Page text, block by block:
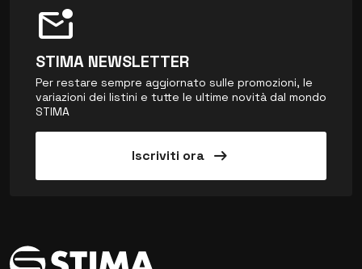
mark_email_unread
STIMA NEWSLETTER
Per restare sempre aggiornato sulle promozioni, le
variazioni dei listini e tutte le ultime novità dal mondo
STIMA
Iscriviti ora arrow_right_alt